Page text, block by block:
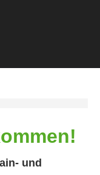
und